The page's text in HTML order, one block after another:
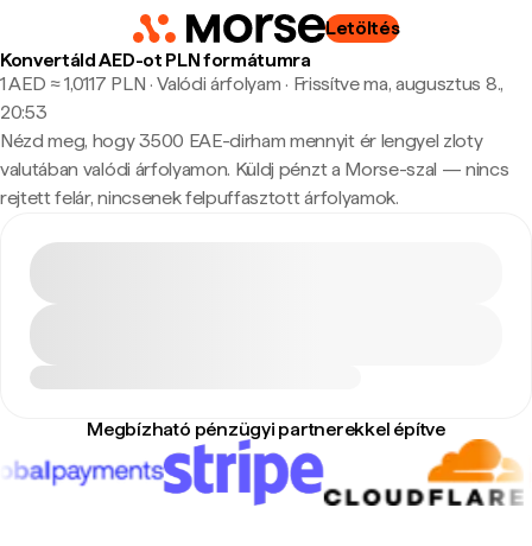
Letöltés
Konvertáld AED-ot PLN formátumra
1 AED ≈ 1,0117 PLN · Valódi árfolyam · Frissítve ma, augusztus 8.,
20:53
Nézd meg, hogy 3500 EAE-dirham mennyit ér lengyel zloty
valutában valódi árfolyamon. Küldj pénzt a Morse-szal — nincs
rejtett felár, nincsenek felpuffasztott árfolyamok.
Megbízható pénzügyi partnerekkel építve